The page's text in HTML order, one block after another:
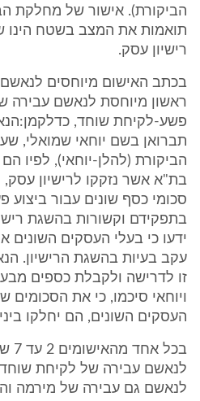
הביקורת). אישור של מחלקת
תואמות את המצב בשטח הינו
רישיון עסק.
ראשון מיוחסת לנאשם עבירה
פשע-לקיחת שוחד,
תברואן בשם יוחאי שמואלי,
הביקורת (להלן-יוחאי), לפיו
בת"א אשר נזקקו לרישיון
סכומי כסף שונים עבור ביצוע
בתפקידם וקשורות בהשגת
ידעו כי בעלי העסקים השונים
עקב בעיות בהשגת הרישיון.
זו לדרישה ולקבלת כספים
ויוחאי סיכמו, כי את הסכומים
העסקים השונים, הם יחלקו
לנאשם גם עבירה של מירמה